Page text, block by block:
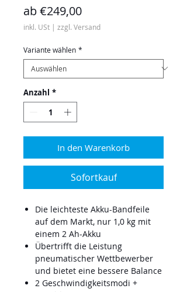
ab€249,00Sale-
Preis
inkl. USt | zzgl. Versand
Variante wählen *
Anzahl *
In den Warenkorb
Sofortkauf
Die leichteste Akku-Bandfeile
auf dem Markt, nur 1,0 kg mit
einem 2 Ah-Akku
Übertrifft die Leistung
pneumatischer Wettbewerber
und bietet eine bessere Balance
2 Geschwindigkeitsmodi +